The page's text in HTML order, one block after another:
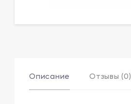
Описание Отзывы (0)